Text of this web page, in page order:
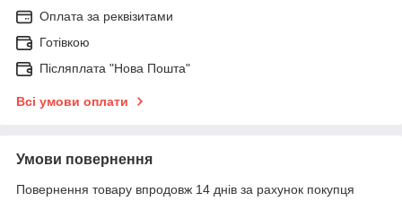
Оплата за реквізитами
Готівкою
Післяплата "Нова Пошта"
Всі умови оплати
Умови повернення
Повернення товару впродовж 14 днів за рахунок покупця